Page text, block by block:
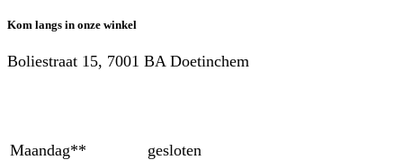
Kom langs in onze winkel
Boliestraat 15, 7001 BA Doetinchem
Maandag** gesloten